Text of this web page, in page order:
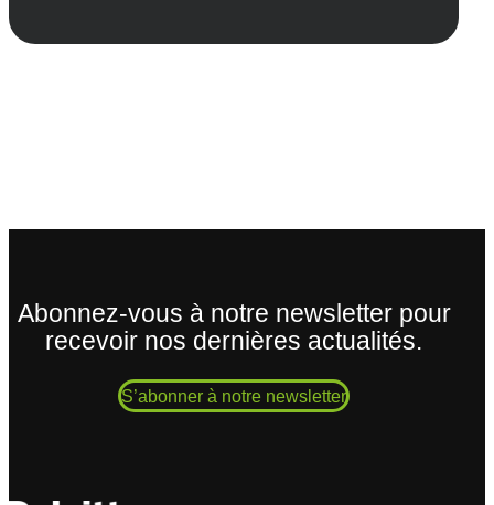
Abonnez-vous à notre newsletter pour
recevoir nos dernières actualités.
S’abonner à notre newsletter